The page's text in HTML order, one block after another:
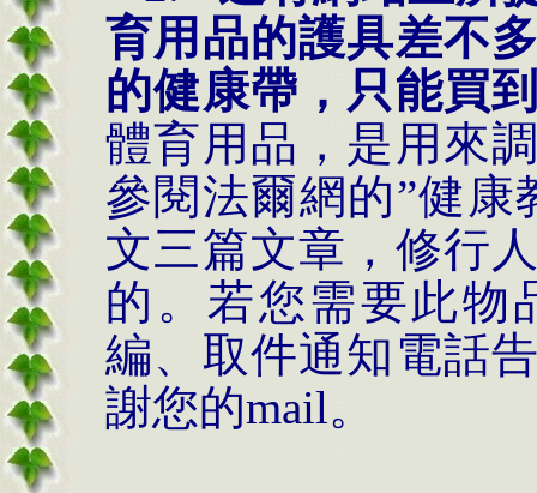
育用品的護具差不
的健康帶，只能買
體育用品，是用來
參閱法爾網的”健康
文三篇文章，修行
的。若您需要此物
編、取件通知電話
謝您的mail。